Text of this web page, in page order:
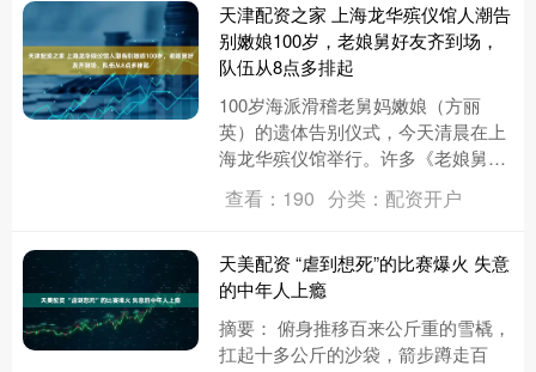
天津配资之家 上海龙华殡仪馆人潮告
别嫩娘100岁，老娘舅好友齐到场，
队伍从8点多排起
100岁海派滑稽老舅妈嫩娘（方丽
英）的遗体告别仪式，今天清晨在上
海龙华殡仪馆举行。许多《老娘舅》
的剧组好友纷纷到场致意，外场自早
上8点多起，便已排起了长队。告
查看：190 分类：配资开户
天美配资 “虐到想死”的比赛爆火 失意
的中年人上瘾
摘要： 俯身推移百来公斤重的雪橇，
扛起十多公斤的沙袋，箭步蹲走百